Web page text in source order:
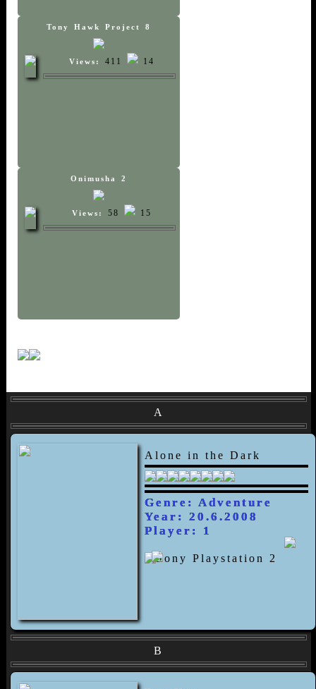
Tony Hawk Project 8
Views: 411 14
Onimusha 2
Views: 58 15
A
Alone in the Dark
Genre: Adventure
Year: 20.6.2008
Player: 1
B